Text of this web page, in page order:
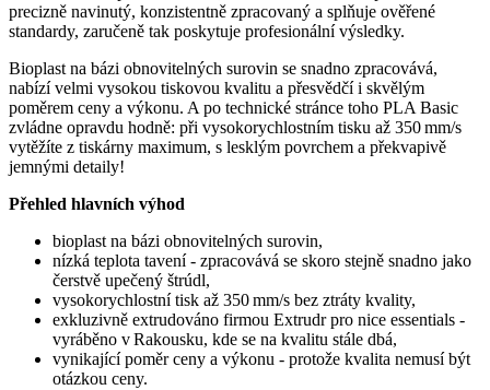
precizně navinutý, konzistentně zpracovaný a splňuje ověřené
standardy, zaručeně tak poskytuje profesionální výsledky.
Bioplast na bázi obnovitelných surovin se snadno zpracovává,
nabízí velmi vysokou tiskovou kvalitu a přesvědčí i skvělým
poměrem ceny a výkonu. A po technické stránce toho PLA Basic
zvládne opravdu hodně: při vysokorychlostním tisku až 350 mm/s
vytěžíte z tiskárny maximum, s lesklým povrchem a překvapivě
jemnými detaily!
Přehled hlavních výhod
bioplast na bázi obnovitelných surovin,
nízká teplota tavení - zpracovává se skoro stejně snadno jako
čerstvě upečený štrúdl,
vysokorychlostní tisk až 350 mm/s bez ztráty kvality,
exkluzivně extrudováno firmou Extrudr pro nice essentials -
vyráběno v Rakousku, kde se na kvalitu stále dbá,
vynikající poměr ceny a výkonu - protože kvalita nemusí být
otázkou ceny.